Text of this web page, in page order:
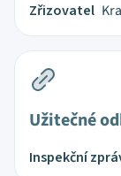
Zřizovatel
Užitečné
Inspekční